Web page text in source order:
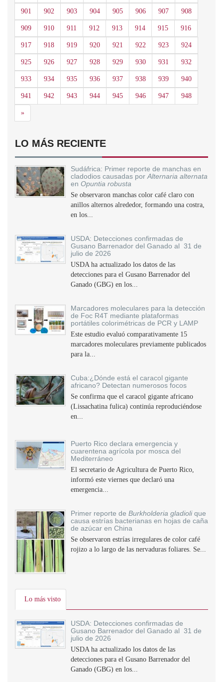
901 902 903 904 905 906 907 908
909 910 911 912 913 914 915 916
917 918 919 920 921 922 923 924
925 926 927 928 929 930 931 932
933 934 935 936 937 938 939 940
941 942 943 944 945 946 947 948
»Siguiente
LO MÁS RECIENTE
Sudáfrica: Primer reporte de manchas en
cladodios causadas por Alternaria alternata
en Opuntia robusta
Se observaron manchas color café claro con
anillos alternos alrededor, formando una costra,
en los...
USDA: Detecciones confirmadas de
Gusano Barrenador del Ganado al 31 de
julio de 2026
USDA ha actualizado los datos de las
detecciones para el Gusano Barrenador del
Ganado (GBG) en los...
Marcadores moleculares para la detección
de Foc R4T mediante plataformas
portátiles colorimétricas de PCR y LAMP
Este estudio evaluó comparativamente 15
marcadores moleculares previamente publicados
para la...
Cuba:¿Dónde está el caracol gigante
africano? Detectan numerosos focos
Se confirma que el caracol gigante africano
(Lissachatina fulica) continúa reproduciéndose
en...
Puerto Rico declara emergencia y
cuarentena agrícola por mosca del
Mediterráneo
El secretario de Agricultura de Puerto Rico,
informó este viernes que declaró una
emergencia...
Primer reporte de Burkholderia gladiolique
causa estrías bacterianas en hojas de caña
de azúcar en China
Se observaron estrías irregulares de color café
rojizo a lo largo de las nervaduras foliares. Se...
Lo más visto
USDA: Detecciones confirmadas de
Gusano Barrenador del Ganado al 31 de
julio de 2026
USDA ha actualizado los datos de las
detecciones para el Gusano Barrenador del
Ganado (GBG) en los...